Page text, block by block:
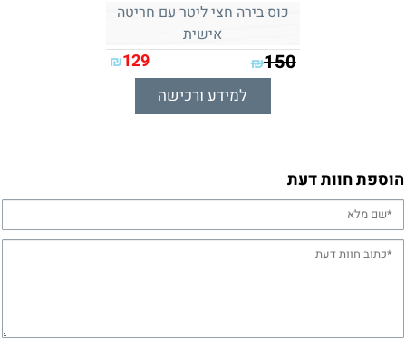
כוס בירה חצי ליטר עם חריטה
אישית
₪150
₪129
למידע ורכישה
הוספת חוות דעת